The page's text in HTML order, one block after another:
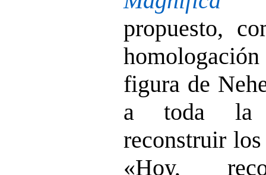
propuesto,
figura de
a toda la
reconstruir
«Hoy,